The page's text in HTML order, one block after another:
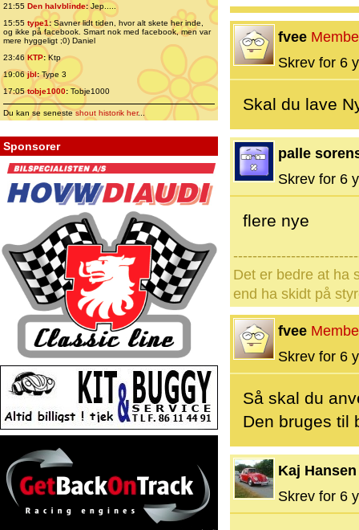
21:55 Den halvblinde:Jep.....
15:55 type1:Savner lidt tiden, hvor alt skete her inde,
og ikke på facebook. Smart nok med facebook, men var
mere hyggeligt ;0) Daniel
23:46 KTP:Ktp
19:06jbl:Type 3
17:05tobje1000: Tobje1000
Du kan se senesteshout historik her...
Sponsorer
fvee
Skrev for 6
Skal du lave
palle
Skrev for 6
flere nye
Det er bedre at ha
end ha skidt på
fvee
Skrev for 6
Så skal du
Den bruges til
Kaj Hansen
Skrev for 6